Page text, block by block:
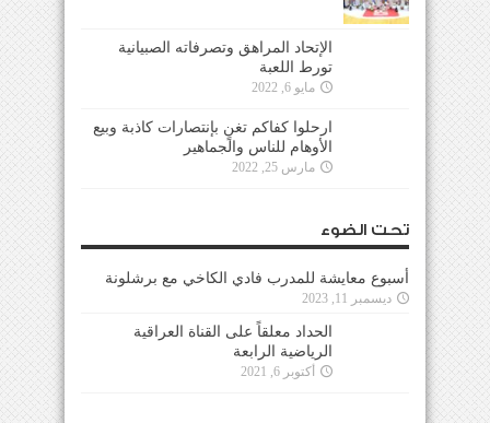
الإتحاد المراهق وتصرفاته الصبيانية
تورط اللعبة
مايو 6, 2022
ارحلوا كفاكم تغنٍ بإنتصارات كاذبة وبيع
الأوهام للناس والجماهير
مارس 25, 2022
تحت الضوء
أسبوع معايشة للمدرب فادي الكاخي مع برشلونة
ديسمبر 11, 2023
الحداد معلقاً على القناة العراقية
الرياضية الرابعة
أكتوبر 6, 2021